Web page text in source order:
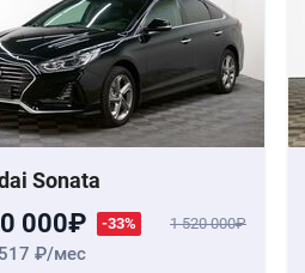
Sonata
000 -33% 1 520 000
/мес